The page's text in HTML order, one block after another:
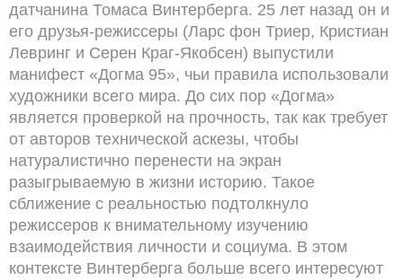
датчанина Томаса Винтерберга. 25 лет назад он и
его друзья-режиссеры (Ларс фон Триер, Кристиан
Левринг и Серен Краг-Якобсен) выпустили
манифест «Догма 95», чьи правила использовали
художники всего мира. До сих пор «Догма»
является проверкой на прочность, так как требует
от авторов технической аскезы, чтобы
натуралистично перенести на экран
разыгрываемую в жизни историю. Такое
сближение с реальностью подтолкнуло
режиссеров к внимательному изучению
взаимодействия личности и социума. В этом
контексте Винтерберга больше всего интересуют